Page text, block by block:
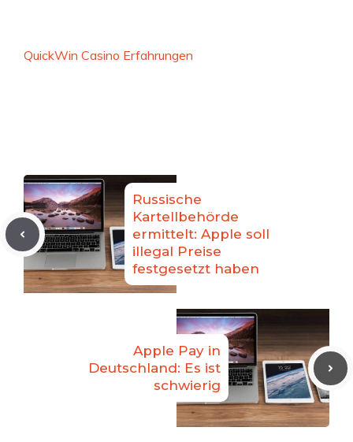
QuickWin Casino Erfahrungen
Russische
Kartellbehörde
ermittelt: Apple soll
illegal Preise
festgesetzt haben
Apple Pay in
Deutschland: Es ist
schwierig